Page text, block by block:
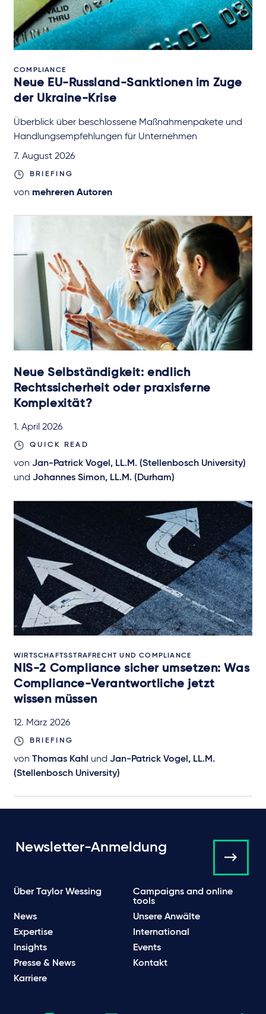
COMPLIANCE
Neue EU-Russland-Sanktionen im Zuge
der Ukraine-Krise
Überblick über beschlossene Maßnahmenpakete und
Handlungsempfehlungen für Unternehmen
7. August 2026
BRIEFING
von mehreren Autoren
Neue Selbständigkeit: endlich
Rechtssicherheit oder praxisferne
Komplexität?
1. April 2026
QUICK READ
von Jan-Patrick Vogel, LL.M. (Stellenbosch University)
und Johannes Simon, LL.M. (Durham)
WIRTSCHAFTSSTRAFRECHT UND COMPLIANCE
NIS-2 Compliance sicher umsetzen: Was
Compliance-Verantwortliche jetzt
wissen müssen
12. März 2026
BRIEFING
von Thomas Kahl und Jan-Patrick Vogel, LL.M.
(Stellenbosch University)
Newsletter-Anmeldung
Über Taylor Wessing
Campaigns and online
tools
News
Unsere Anwälte
Expertise
International
Insights
Events
Presse & News
Kontakt
Karriere